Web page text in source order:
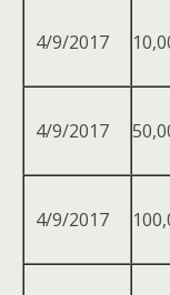
4/9/2017
4/9/2017
4/9/2017